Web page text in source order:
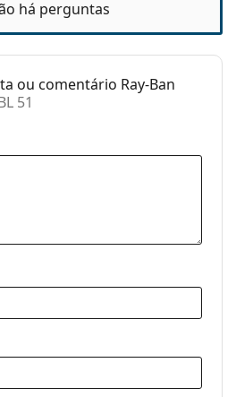
graduados
há perguntas
ou comentário Ray-Ban
51